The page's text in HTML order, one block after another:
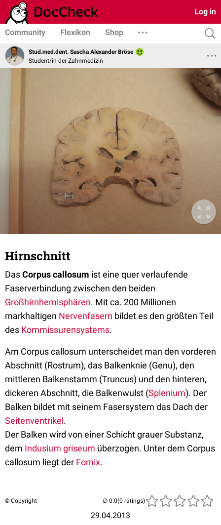
Log in
Community Flexikon Shop
Stud.med.dent. Sascha Alexander Bröse
Student/in der Zahnmedizin
Hirnschnitt
DasCorpus callosum ist eine quer verlaufende
Faserverbindung zwischen den beiden
Großhirnhemisphären. Mit ca. 200 Millionen
markhaltigen Nervenfasern bildet es den größten Teil
des Kommissurensystems.
Am Corpus callosum unterscheidet man den vorderen
Abschnitt (Rostrum), das Balkenknie (Genu), den
mittleren Balkenstamm (Truncus) und den hinteren,
dickeren Abschnitt, die Balkenwulst (Splenium). Der
Balken bildet mit seinem Fasersystem das Dach der
Seitenventrikel.
Der Balken wird von einer Schicht grauer Substanz,
dem Indusium griseum überzogen. Unter dem Corpus
callosum liegt der Fornix.
© Copyright
29.04.2013
(0 ratings)